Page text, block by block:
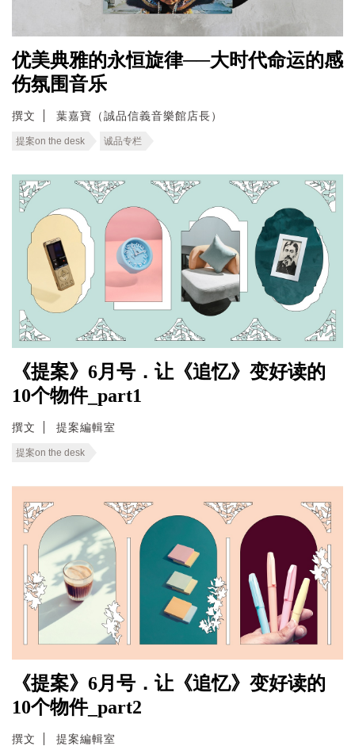
优美典雅的永恒旋律──大时代命运的感
伤氛围音乐
撰文 葉嘉寶（誠品信義音樂館店長）
提案on the desk 诚品专栏
《提案》6月号．让《追忆》变好读的
10个物件_part1
撰文 提案編輯室
提案on the desk
《提案》6月号．让《追忆》变好读的
10个物件_part2
撰文 提案編輯室